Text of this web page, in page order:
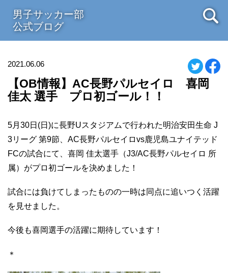
男子サッカー部
公式ブログ
2021.06.06
【OB情報】AC長野パルセイロ 喜岡
佳太 選手 プロ初ゴール！！
5月30日(日)に長野Uスタジアムで行われた明治安田生命 J
3リーグ 第9節、AC長野パルセイロvs鹿児島ユナイテッド
FCの試合にて、喜岡 佳太選手（J3/AC長野パルセイロ 所
属）がプロ初ゴールを決めました！
試合には負けてしまったものの一時は同点に追いつく活躍
を見せました。
今後も喜岡選手の活躍に期待しています！
＊